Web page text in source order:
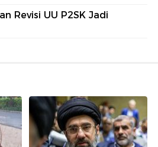
Revisi UU P2SK Jadi